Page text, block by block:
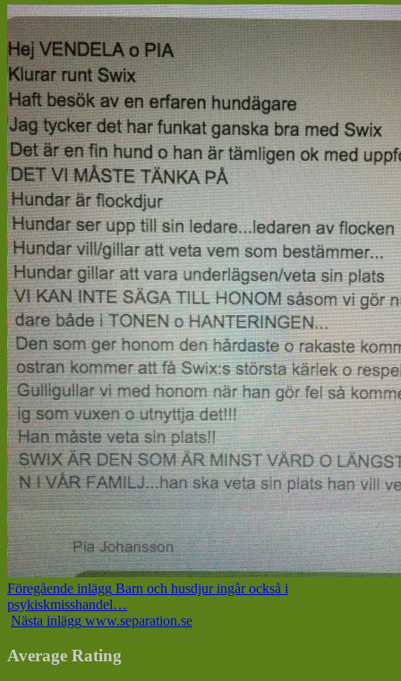
Föregående inlägg Barn och husdjur ingår också i
psykiskmisshandel…
Nästa inlägg www.separation.se
Average Rating